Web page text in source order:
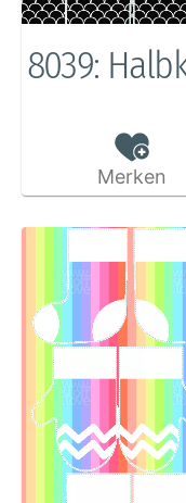
8039:
Merken